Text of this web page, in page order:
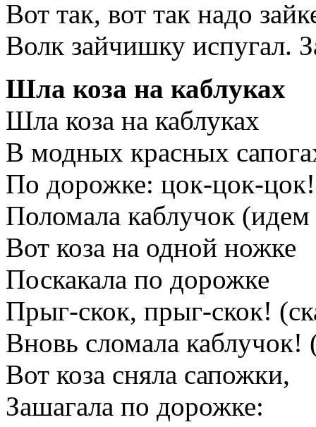
Вот так, вот так надо
Волк зайчишку испугал.
Шла коза на каблуках
Шла коза на каблуках
В модных красных
По дорожке: цок-цок-цок!
Поломала каблучок
Вот коза на одной ножке
Поскакала по дорожке
Прыг-скок, прыг-скок!
Вновь сломала
Вот коза сняла сапожки,
Зашагала по дорожке: